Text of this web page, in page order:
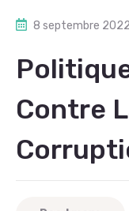
8 septembre 2022
Contre